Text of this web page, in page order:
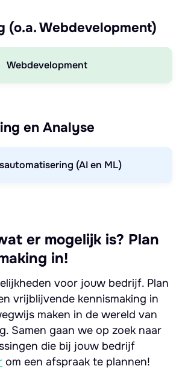
(o.a. Webdevelopment)
Webdevelopment
en Analyse
(AI en ML)
er mogelijk is? Plan
in!
voor jouw bedrijf. Plan
vrijblijvende kennismaking in
maken in de wereld van
Samen gaan we op zoek naar
die bij jouw bedrijf
om een afspraak te plannen!